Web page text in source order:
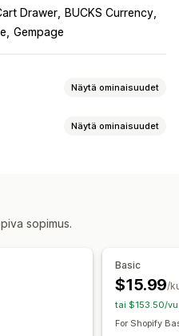
Drawer
BUCKS Currency
Gempage
Näytä ominaisuudet
Alennukset
Näytä ominaisuudet
sopimus.
Basic
$15.99/
tai $153.50/
For Shopify